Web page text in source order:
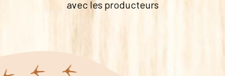
avec les producteurs